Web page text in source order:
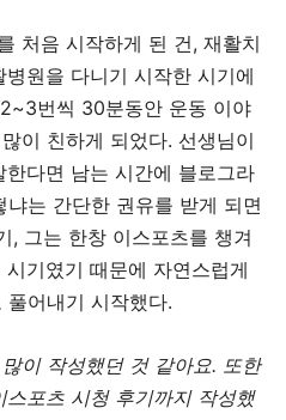
처음 시작하게 된 건, 재활치
원을 다니기 시작한 시기에
번씩 30분동안 운동 이야
이 친하게 되었다. 선생님이
다면 남는 시간에 블로그라
는 간단한 권유를 받게 되면
, 그는 한창 이스포츠를 챙겨
기였기 때문에 자연스럽게
어내기 시작했다.
이 작성했던 것 같아요. 또한
포츠 시청 후기까지 작성했